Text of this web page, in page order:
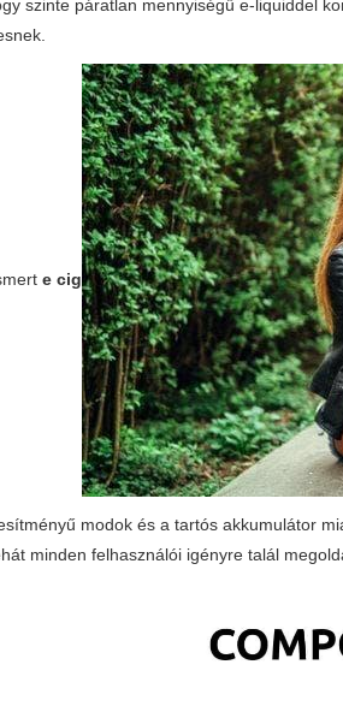
szinte páratlan mennyiségű e-liquiddel
e cig
modok és a tartós akkumulátor
minden felhasználói igényre talál